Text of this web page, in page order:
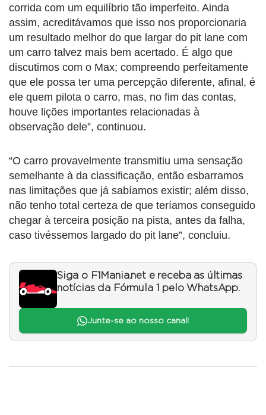
corrida com um equilíbrio tão imperfeito. Ainda
assim, acreditávamos que isso nos proporcionaria
um resultado melhor do que largar do pit lane com
um carro talvez mais bem acertado. É algo que
discutimos com o Max; compreendo perfeitamente
que ele possa ter uma percepção diferente, afinal, é
ele quem pilota o carro, mas, no fim das contas,
houve lições importantes relacionadas à
observação dele”, continuou.
“O carro provavelmente transmitiu uma sensação
semelhante à da classificação, então esbarramos
nas limitações que já sabíamos existir; além disso,
não tenho total certeza de que teríamos conseguido
chegar à terceira posição na pista, antes da falha,
caso tivéssemos largado do pit lane”, concluiu.
Siga o F1Mania.net e receba as últimas
notícias da Fórmula 1 pelo WhatsApp.
Junte-se ao nosso canal!